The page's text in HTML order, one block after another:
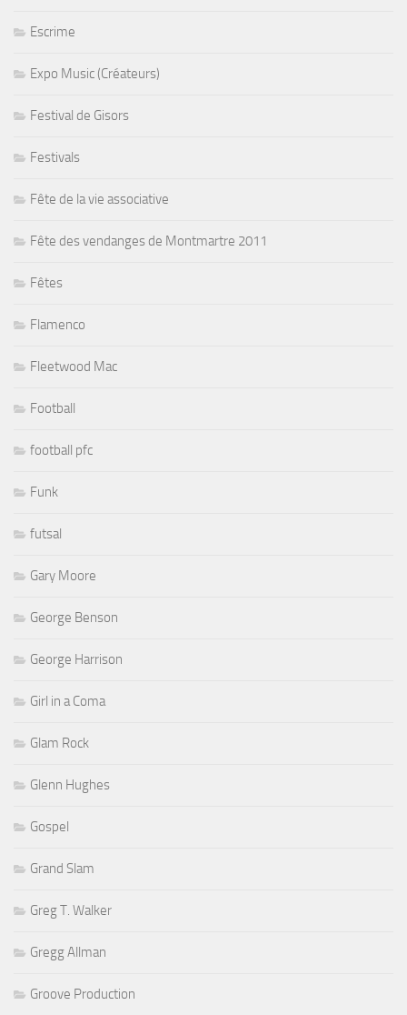
Escrime
Expo Music (Créateurs)
Festival de Gisors
Festivals
Fête de la vie associative
Fête des vendanges de Montmartre 2011
Fêtes
Flamenco
Fleetwood Mac
Football
football pfc
Funk
futsal
Gary Moore
George Benson
George Harrison
Girl in a Coma
Glam Rock
Glenn Hughes
Gospel
Grand Slam
Greg T. Walker
Gregg Allman
Groove Production